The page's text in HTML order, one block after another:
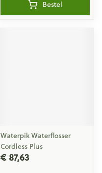
Bestel
Waterpik Waterflosser
Cordless Plus
€ 87,63